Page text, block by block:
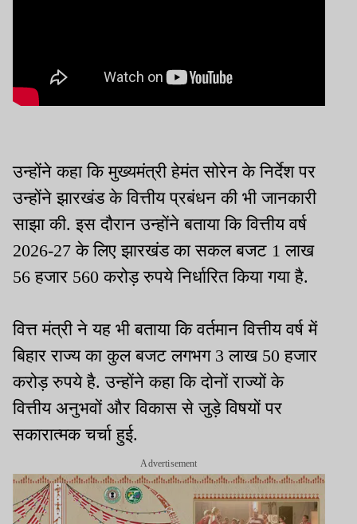
उन्होंने कहा कि मुख्यमंत्री हेमंत सोरेन के निर्देश पर
उन्होंने झारखंड के वित्तीय प्रबंधन की भी जानकारी
साझा की. इस दौरान उन्होंने बताया कि वित्तीय वर्ष
2026-27 के लिए झारखंड का सकल बजट 1 लाख
56 हजार 560 करोड़ रुपये निर्धारित किया गया है.
वित्त मंत्री ने यह भी बताया कि वर्तमान वित्तीय वर्ष में
बिहार राज्य का कुल बजट लगभग 3 लाख 50 हजार
करोड़ रुपये है. उन्होंने कहा कि दोनों राज्यों के
वित्तीय अनुभवों और विकास से जुड़े विषयों पर
सकारात्मक चर्चा हुई.
Advertisement